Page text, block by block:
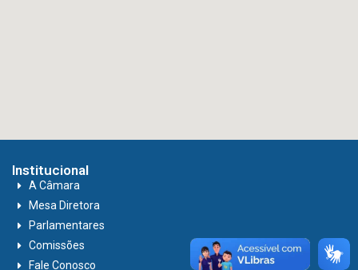
Institucional
A Câmara
Mesa Diretora
Parlamentares
Comissões
Fale Conosco